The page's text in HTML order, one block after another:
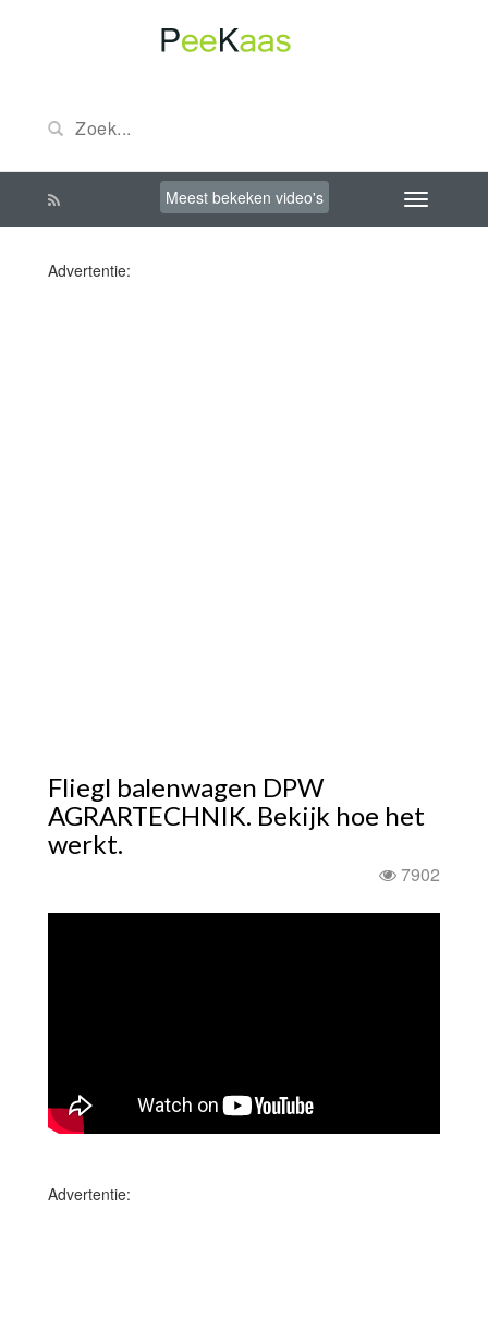
Meest bekeken video's
Advertentie:
Fliegl balenwagen DPW
AGRARTECHNIK. Bekijk hoe het
werkt.
7902
Advertentie: